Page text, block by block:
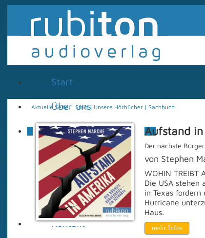
Start
Über uns
Unsere Hörbücher
Kinder
Jugend
Fantasy - Science
Fiction
Krimi - Thriller
Unterhaltung
Sachbuch
Kontakt
Aktuelle Seite: Start | Unsere Hörbücher | Sachbuch
Aufstand
Der nächste
von Stephen
WOHIN TREIBT
Die USA stehen
in Texas
Hurricane
Haus.
mehr Infos